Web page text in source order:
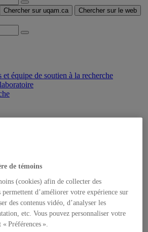
Chercher sur uqam.ca Chercher sur le web
et équipe de soutien à la recherche
sur les relations humains-animaux
de témoins
(cookies) afin de collecter des
d’améliorer votre expérience sur
des contenus vidéo, d’analyser les
etc. Vous pouvez personnaliser votre
Préférences ».